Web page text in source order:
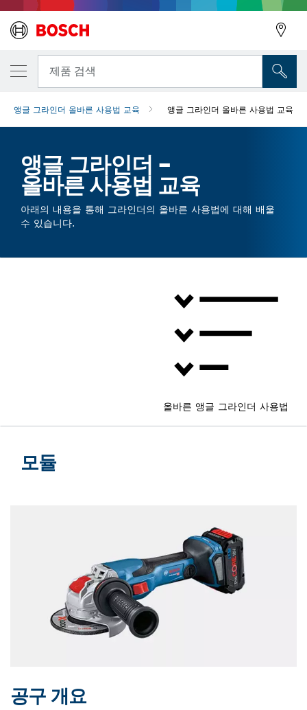
제품 검색
앵글 그라인더 올바른 사용법 교육 앵글 그라인더 올바른 사용법 교육
앵글 그라인더 –
올바른 사용법 교육
아래의 내용을 통해 그라인더의 올바른 사용법에 대해 배울
수 있습니다.
올바른 앵글 그라인더 사용법
모듈
공구 개요